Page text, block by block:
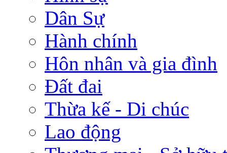
Dân Sự
Hành chính
Hôn nhân và gia đình
Đất đai
Thừa kế - Di chúc
Lao động